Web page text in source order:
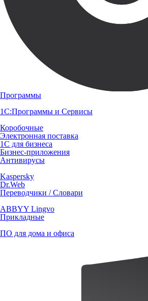
Программы
1С:Программы и Сервисы
Коробочные
Электронная поставка
1С для бизнеса
Бизнес-приложения
Антивирусы
Kaspersky
Dr.Web
Переводчики / Словари
ABBYY Lingvo
Прикладные
ПО для дома и офиса